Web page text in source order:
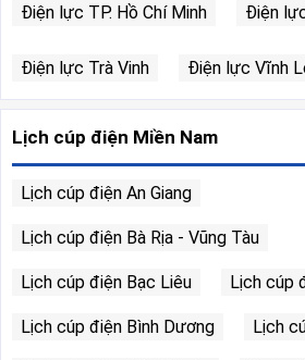
Điện lực TP. Hồ Chí Minh Điện
Điện lực Trà Vinh Điện lực Vĩnh
Lịch cúp điện Miền Nam
Lịch cúp điện An Giang
Lịch cúp điện Bà Rịa - Vũng Tàu
Lịch cúp điện Bạc Liêu Lịch cúp
Lịch cúp điện Bình Dương Lịch